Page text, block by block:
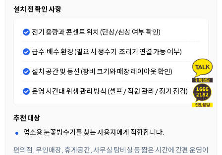
설치 전 확인 사항
전기 용량과 콘센트 위치 (단상/삼상 여부 확인)
급수·배수 환경 (필요 시 정수기·조리기 연결 가능 여부)
설치 공간 및 동선 (장비 크기와 매장 레이아웃 확인)
운영 시간대 위생 관리 방식 (셀프 / 직원 관리 / 정기 점검)
추천 대상
업소용 눈꽃빙수기를 찾는 사용자에게 적합합니다.
편의점, 무인매장, 휴게공간, 사무실 탕비실 등 짧은 시간에 간편 운영이